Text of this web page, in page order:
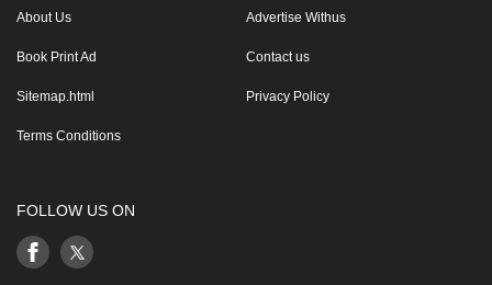
About Us Advertise Withus
Book Print Ad Contact us
Sitemap.html Privacy Policy
Terms Conditions
FOLLOW US ON